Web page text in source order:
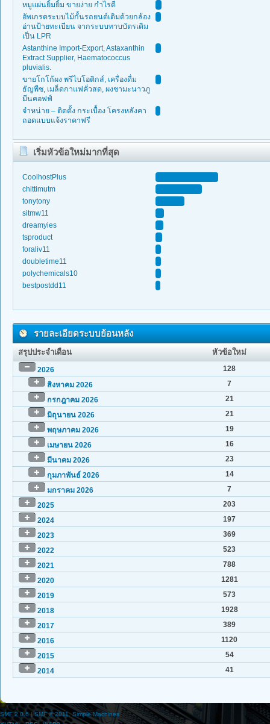
หมูแผ่นยิ้มยิ้ม ขายง่าย กำไรดี
อัพเกรดระบบไม้กั้นรถยนต์เดิมด้วยกล้อง
อ่านป้ายทะเบียน จากระบบทาบบัตรเดิม
เป็น LPR
Astanthine Import-Export, Astaxanthin
Extract Supplier, Haematococcus
pluvialis.
ขายโกโก้ผง พรีไบโอติกส์, เครื่องดื่ม
ธัญพืช, เมล็ดกาแฟคั่วสด, ผงชามะนาวภู
มีนคอฟฟ์
จำหน่าย – ติดตั้ง กระเบื้อง โครงหลังคา
ถอดแบบแจ้งราคาฟรี
เริ่มหัวข้อใหม่มากที่สุด
CoolhostPlus
chittimutm
tonytony
sitmw11
dreamyies
tsproduct
foraliv11
doubletime11
polychemicals10
bestpostdd11
รายละเอียดระบบย้อนหลัง
สรุปประจำเดือน หัวข้อใหม่
2026
128
สิงหาคม 2026
7
กรกฎาคม 2026
21
มิถุนายน 2026
21
พฤษภาคม 2026
19
เมษายน 2026
16
มีนาคม 2026
23
กุมภาพันธ์ 2026
14
มกราคม 2026
7
2025
203
2024
197
2023
369
2022
523
2021
788
2020
1281
2019
573
2018
1928
2017
389
2016
1120
2015
54
2014
41
SMF 2.0.6|SMF © 2011,Simple Machines